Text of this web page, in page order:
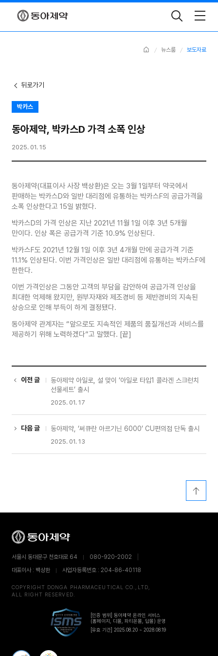
Toggle
Search
Home 뉴스룸 보도자료
뒤로가기
박카스
동아제약, 박카스D 가격 소폭 인상
2025. 01. 15
동아제약(대표이사 사장 백상환)은 오는 3월 1일부터 약국에서
판매하는 박카스D와 일반 대리점에 유통하는 박카스F의 공급가격을
소폭 인상한다고 15일 밝혔다.
박카스D의 가격 인상은 지난 2021년 11월 1일 이후 3년 5개월
만이다. 인상 폭은 공급가격 기준 10.9% 인상된다.
박카스F도 2021년 12월 1일 이후 3년 4개월 만에 공급가격 기준
11.1% 인상된다. 이번 가격인상은 일반 대리점에 유통하는 박카스F에
한한다.
이번 가격인상은 그동안 고객의 부담을 감안하여 공급가격 인상을
최대한 억제해 왔지만, 원부자재와 제조경비 등 제반경비의 지속된
상승으로 인해 부득이 하게 결정됐다.
동아제약 관계자는 “앞으로도 지속적인 제품의 품질개선과 서비스를
제공하기 위해 노력하겠다”고 말했다. [끝]
이전 글
동아제약 아일로, 설 맞이 ‘아일로 타입1 콜라겐 스크런치
선물세트’ 출시
2025. 01. 17
다음 글 동아제약, ‘써큐란 아르기닌 6000’ CU편의점 단독 출시
2025. 01. 13
서울시 동대문구 천호대로 64
080-920-2002
대표이사 : 백상환
사업자등록번호 : 204-86-40118
COPYRIGHT DONGA PHARMACEUTICAL CO.,LTD,
ALL RIGHT RESERVED.
[인증 범위] 동아제약 온라인 서비스
(홈페이지, 디몰, 파티온몰, 답몰) 운영
[유효 기간] 2025.08.20 ~ 2028.08.19